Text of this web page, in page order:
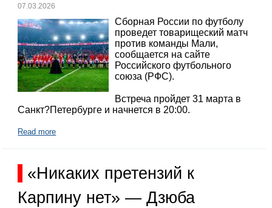
07.03.2026
Сборная России по футболу
проведет товарищеский матч
против команды Мали,
сообщается на сайте
Российского футбольного
союза (РФС).
Встреча пройдет 31 марта в
Санкт?Петербурге и начнется в 20:00.
Read more
«Никаких претензий к
Карпину нет» — Дзюба